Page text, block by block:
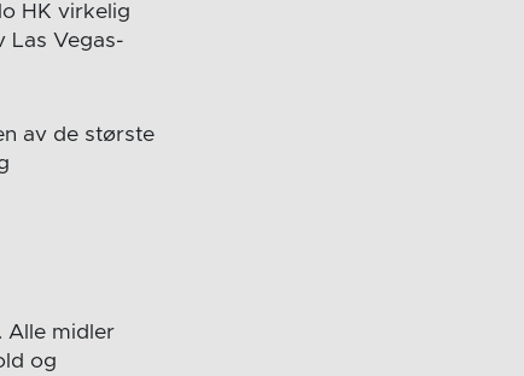
HK virkelig
Las Vegas-
av de største
Alle midler
og